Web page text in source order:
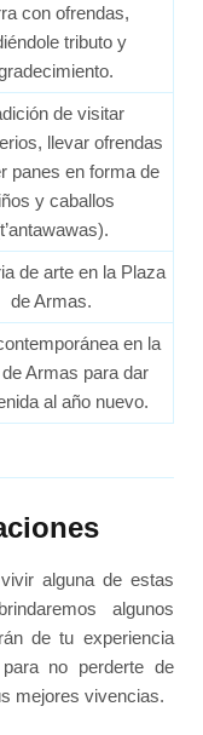
con ofrendas,
tributo y
de visitar
llevar ofrendas
panes en forma de
y caballos
de arte en la Plaza
de Armas.
en la
Armas para dar
al año nuevo.
alguna de estas
algunos
de tu experiencia
no perderte de
mejores vivencias.